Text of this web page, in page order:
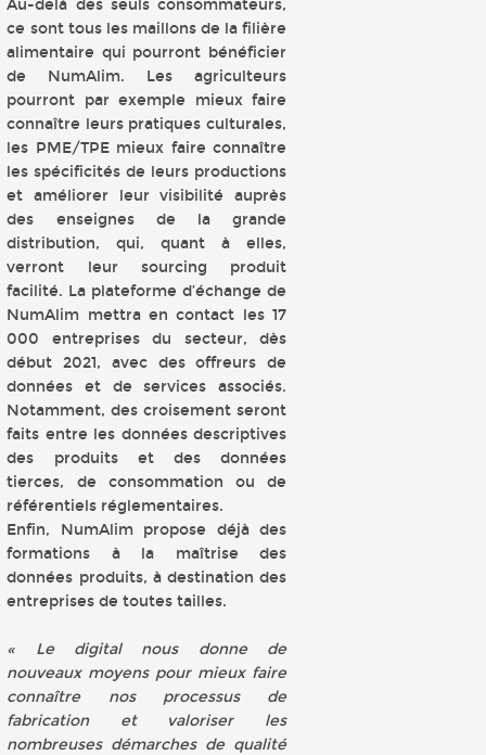
Au-delà des seuls consommateurs,
ce sont tous les maillons de la filière
alimentaire qui pourront bénéficier
de NumAlim. Les agriculteurs
pourront par exemple mieux faire
connaître leurs pratiques culturales,
les PME/TPE mieux faire connaître
les spécificités de leurs productions
et améliorer leur visibilité auprès
des enseignes de la grande
distribution, qui, quant à elles,
verront leur sourcing produit
facilité. La plateforme d’échange de
NumAlim mettra en contact les 17
000 entreprises du secteur, dès
début 2021, avec des offreurs de
données et de services associés.
Notamment, des croisement seront
faits entre les données descriptives
des produits et des données
tierces, de consommation ou de
référentiels réglementaires.
Enfin, NumAlim propose déjà des
formations à la maîtrise des
données produits, à destination des
entreprises de toutes tailles.
« Le digital nous donne de
nouveaux moyens pour mieux faire
connaître nos processus de
fabrication et valoriser les
nombreuses démarches de qualité